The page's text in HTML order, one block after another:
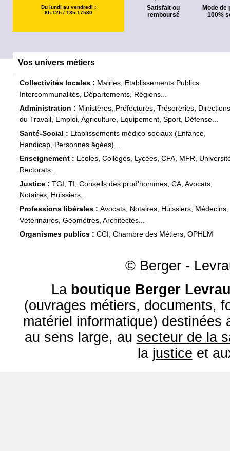
Du lundi au vendredi :
8h-12h / 13h-17h30
Satisfait ou
remboursé
Mode de
100%
Vos univers métiers
Collectivités locales : Mairies, Etablissements Publics
Intercommunalités, Départements, Régions...
Administration : Ministères, Préfectures, Trésoreries, Directions
du Travail, Emploi, Agriculture, Equipement, Sport, Défense...
Santé-Social : Etablissements médico-sociaux (Enfance,
Handicap, Personnes âgées)...
Enseignement : Ecoles, Collèges, Lycées, CFA, MFR,
Rectorats...
Justice : TGI, TI, Conseils des prud'hommes, CA, Avocats,
Notaires, Huissiers...
Professions libérales : Avocats, Notaires, Huissiers, Médecins,
Vétérinaires, Géomètres, Architectes...
Organismes publics : CCI, Chambre des Métiers, OPHLM
© Berger -
La boutique Berger
(ouvrages métiers, documents,
matériel informatique) destinées
au sens large, au secteur de la
la justice et